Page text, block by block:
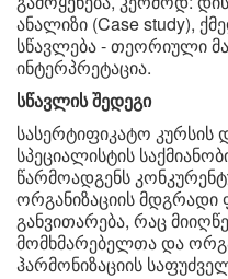
ანალიზი (Case study),
სწავლება - თეორიული
ინტერპრეტაცია.
სწავლის შედეგი
სასერტიფიკატო კურსის
სპეციალისტის
წარმოადგენს
ორგანიზაციის მდგრადი
განვითარება, რაც
მომხმარებელთა და
ჰარმონიზაციის